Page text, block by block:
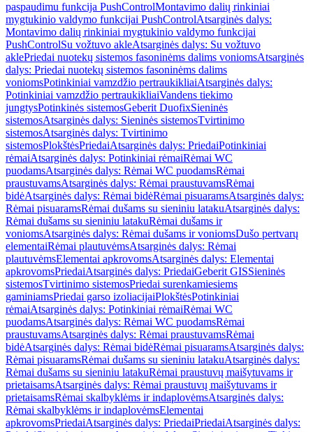
paspaudimu funkcija PushControlMontavimo dalių rinkiniai
mygtukinio valdymo funkcijai PushControlAtsarginės dalys:
Montavimo dalių rinkiniai mygtukinio valdymo funkcijai
PushControlSu vožtuvo akleAtsarginės dalys: Su vožtuvo
aklePriedai nuotekų sistemos fasoninėms dalims voniomsAtsarginės
dalys: Priedai nuotekų sistemos fasoninėms dalims
voniomsPotinkiniai vamzdžio pertraukikliaiAtsarginės dalys:
Potinkiniai vamzdžio pertraukikliaiVandens tiekimo
jungtysPotinkinės sistemosGeberit DuofixSieninės
sistemosAtsarginės dalys: Sieninės sistemosTvirtinimo
sistemosAtsarginės dalys: Tvirtinimo
sistemosPlokštėsPriedaiAtsarginės dalys: PriedaiPotinkiniai
rėmaiAtsarginės dalys: Potinkiniai rėmaiRėmai WC
puodamsAtsarginės dalys: Rėmai WC puodamsRėmai
praustuvamsAtsarginės dalys: Rėmai praustuvamsRėmai
bidėAtsarginės dalys: Rėmai bidėRėmai pisuaramsAtsarginės dalys:
Rėmai pisuaramsRėmai dušams su sieniniu latakuAtsarginės dalys:
Rėmai dušams su sieniniu latakuRėmai dušams ir
voniomsAtsarginės dalys: Rėmai dušams ir voniomsDušo pertvarų
elementaiRėmai plautuvėmsAtsarginės dalys: Rėmai
plautuvėmsElementai apkrovomsAtsarginės dalys: Elementai
apkrovomsPriedaiAtsarginės dalys: PriedaiGeberit GISSieninės
sistemosTvirtinimo sistemosPriedai surenkamiesiems
gaminiamsPriedai garso izoliacijaiPlokštėsPotinkiniai
rėmaiAtsarginės dalys: Potinkiniai rėmaiRėmai WC
puodamsAtsarginės dalys: Rėmai WC puodamsRėmai
praustuvamsAtsarginės dalys: Rėmai praustuvamsRėmai
bidėAtsarginės dalys: Rėmai bidėRėmai pisuaramsAtsarginės dalys:
Rėmai pisuaramsRėmai dušams su sieniniu latakuAtsarginės dalys:
Rėmai dušams su sieniniu latakuRėmai praustuvų maišytuvams ir
prietaisamsAtsarginės dalys: Rėmai praustuvų maišytuvams ir
prietaisamsRėmai skalbyklėms ir indaplovėmsAtsarginės dalys:
Rėmai skalbyklėms ir indaplovėmsElementai
apkrovomsPriedaiAtsarginės dalys: PriedaiPriedaiAtsarginės dalys: